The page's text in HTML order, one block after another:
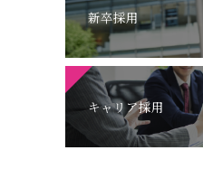
新卒採用
キャリア採用